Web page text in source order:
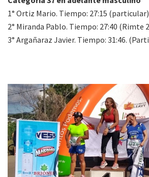
1° Ortiz Mario. Tiempo: 27:15 (particular)
2° Miranda Pablo. Tiempo: 27:40 (Rimte
3° Argañaraz Javier. Tiempo: 31:46.